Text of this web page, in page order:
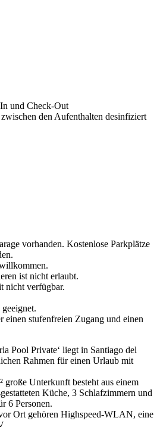
und Check-Out
den Aufenthalten desinfiziert
vorhanden. Kostenlose Parkplätze
ist nicht erlaubt.
nicht verfügbar.
stufenfreien Zugang und einen
Pool Private‘ liegt in Santiago del
Rahmen für einen Urlaub mit
große Unterkunft besteht aus einem
Küche, 3 Schlafzimmern und
6 Personen.
Ort gehören Highspeed-WLAN, eine